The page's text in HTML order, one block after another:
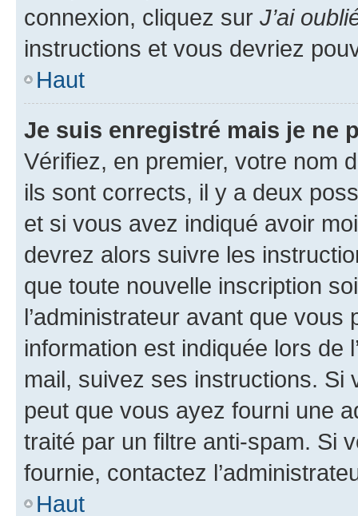
connexion, cliquez sur J’ai
instructions et vous devriez
Haut
Je suis enregistré mais je ne
Vérifiez, en premier, votre nom
ils sont corrects, il y a deux
et si vous avez indiqué avoir
devrez alors suivre les
que toute nouvelle inscription
l’administrateur avant que
information est indiquée lors de
mail, suivez ses instructions. Si
peut que vous ayez fourni une
traité par un filtre anti-spam. Si
fournie, contactez
Haut